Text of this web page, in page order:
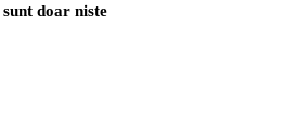
sunt doar niste